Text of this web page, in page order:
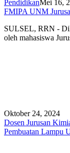
PendidikanMei 16,
FMIPA UNM
SULSEL, RRN -
oleh mahasiswa
Oktober 24, 2024
Dosen Jurusan
Pembuatan Lampu